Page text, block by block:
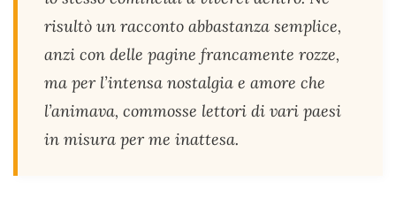
risultò un racconto abbastanza semplice,
anzi con delle pagine francamente rozze,
ma per l’intensa nostalgia e amore che
l’animava, commosse lettori di vari paesi
in misura per me inattesa.